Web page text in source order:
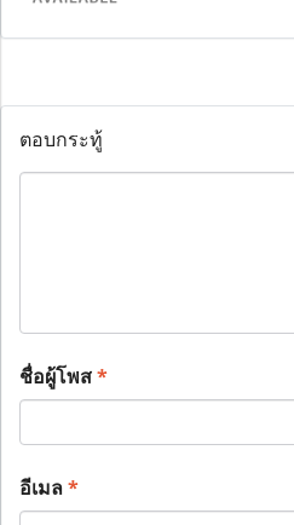
ตอบกระทู้
ชื่อผู้โพส*
อีเมล*